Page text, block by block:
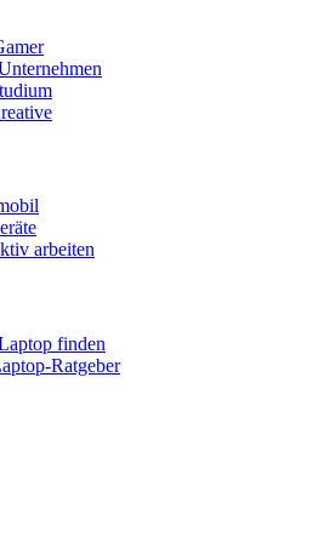
arbeiten
finden
Ratgeber